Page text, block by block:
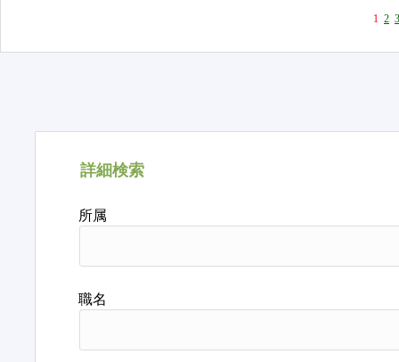
1 2 3
詳細検索
所属
職名